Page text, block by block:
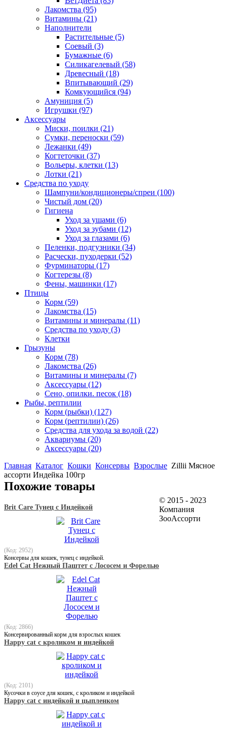
Лакомства (95)
Витамины (21)
Наполнители
Растительные (5)
Соевый (3)
Бумажные (6)
Силикагелевый (58)
Древесный (18)
Впитывающий (29)
Комкующийся (94)
Амуниция (5)
Игрушки (97)
Аксессуары
Миски, поилки (21)
Сумки, переноски (59)
Лежанки (49)
Когтеточки (37)
Вольеры, клетки (13)
Лотки (21)
Средства по уходу
Шампуни/кондиционеры/спреи (100)
Чистый дом (20)
Гигиена
Уход за ушами (6)
Уход за зубами (12)
Уход за глазами (6)
Пеленки, подгузники (34)
Расчески, пуходерки (52)
Фурминаторы (17)
Когтерезы (8)
Фены, машинки (17)
Птицы
Корм (59)
Лакомства (15)
Витамины и минералы (11)
Средства по уходу (3)
Клетки
Грызуны
Корм (78)
Лакомства (26)
Витамины и минералы (7)
Аксессуары (12)
Сено, опилки. песок (18)
Рыбы, рептилии
Корм (рыбки) (127)
Корм (рептилии) (26)
Средства для ухода за водой (22)
Аквариумы (20)
Аксессуары (20)
Главная Каталог Кошки Консервы Взрослые Zillii Мясное
ассорти Индейка 100гр
Похожие товары
Brit Care Тунец с Индейкой
(Код: 2952)
Консервы для кошек, тунец с индейкой.
Edel Cat Нежный Паштет с Лососем и Форелью
(Код: 2866)
Консервированный корм для взрослых кошек
Happy cat с кроликом и индейкой
(Код: 2101)
Кусочки в соусе для кошек, с кроликом и индейкой
Happy cat с индейкой и цыпленком
© 2015 - 2023
Компания
ЗооАссорти